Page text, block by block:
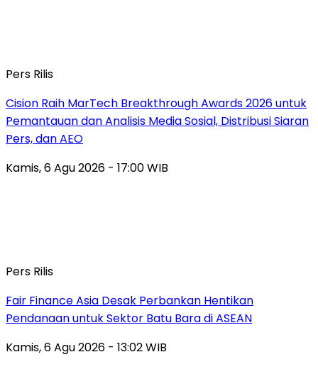
Pers Rilis
Cision Raih MarTech Breakthrough Awards 2026 untuk
Pemantauan dan Analisis Media Sosial, Distribusi Siaran
Pers, dan AEO
Kamis, 6 Agu 2026 - 17:00 WIB
Pers Rilis
Fair Finance Asia Desak Perbankan Hentikan
Pendanaan untuk Sektor Batu Bara di ASEAN
Kamis, 6 Agu 2026 - 13:02 WIB